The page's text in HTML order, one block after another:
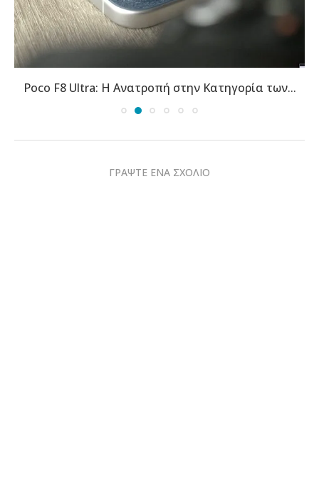
Poco F8 Ultra: Η Ανατροπή στην Κατηγορία των...
ΓΡΑΨΤΕ ΕΝΑ ΣΧΟΛΙΟ